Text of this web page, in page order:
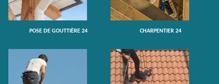
POSE DE GOUTTIÈRE 24 CHARPENTIER 24